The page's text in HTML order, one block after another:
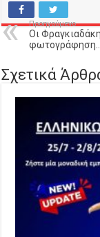
Προηγούμενο
Οι
Σχετικά